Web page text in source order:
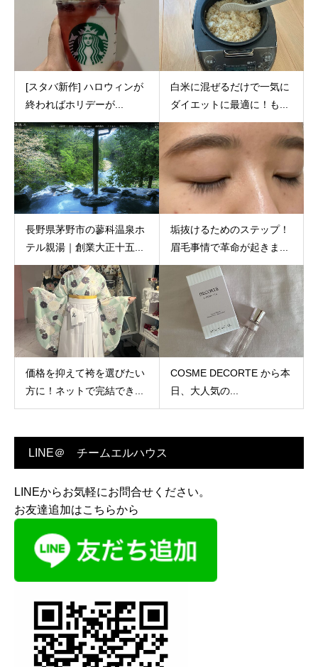
[スタバ新作] ハロウィンが
終わればホリデーが...
白米に混ぜるだけで一気に
ダイエットに最適に！も...
長野県茅野市の蓼科温泉ホ
テル親湯｜創業大正十五...
垢抜けるためのステップ！
眉毛事情で革命が起きま...
価格を抑えて袴を選びたい
方に！ネットで完結でき...
COSME DECORTE から本
日、大人気の...
LINE＠ チームエルハウス
LINEからお気軽にお問合せください。
お友達追加はこちらから